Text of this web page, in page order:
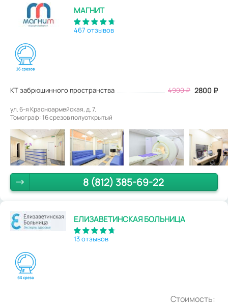
МАГНИТ
467 отзывов
КТ забрюшинного пространства 4900₽ 2800 ₽
ул. 6-я Красноармейская, д. 7.
Томограф: 16 срезов полуоткрытый
8 (812) 385-69-22
ЕЛИЗАВЕТИНСКАЯ БОЛЬНИЦА
13 отзывов
Стоимость: